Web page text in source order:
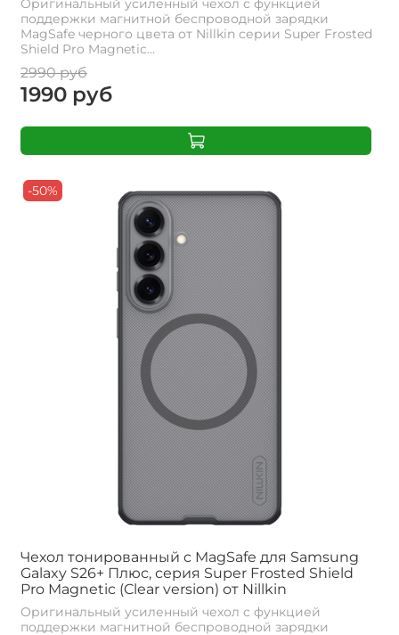
Оригинальный усиленный чехол с функцией
поддержки магнитной беспроводной зарядки
MagSafe черного цвета от Nillkin серии Super Frosted
Shield Pro Magnetic...
2990 руб
1990 руб
-50%
Чехол тонированный c MagSafe для Samsung
Galaxy S26+ Плюс, серия Super Frosted Shield
Pro Magnetic (Clear version) от Nillkin
Оригинальный усиленный чехол с функцией
поддержки магнитной беспроводной зарядки